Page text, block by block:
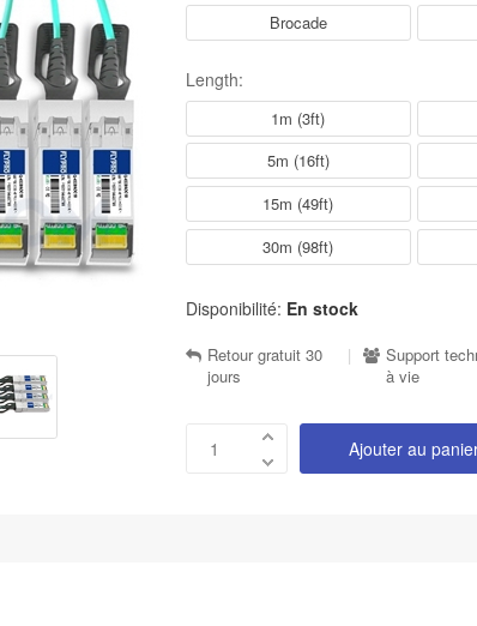
Brocade
Length:
1m (3ft)
5m (16ft)
15m (49ft)
30m (98ft)
Disponibilité: En stock
Retour gratuit 30
jours
|
Support
à vie
Ajouter au